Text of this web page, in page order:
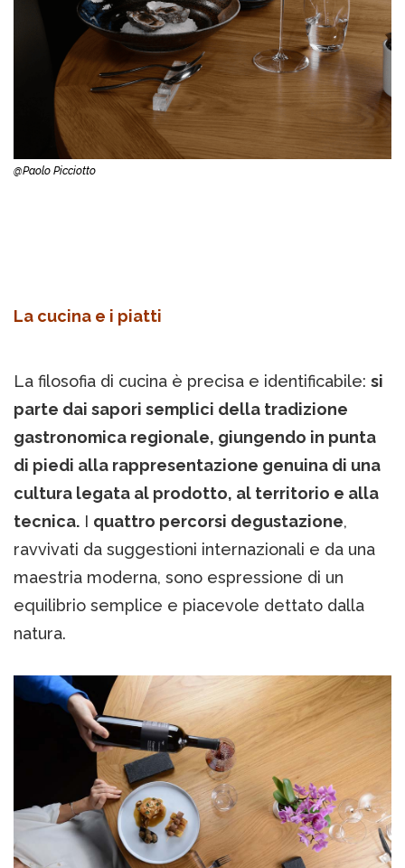
@Paolo Picciotto
La cucina e i piatti
La filosofia di cucina è precisa e identificabile: si
parte dai sapori semplici della tradizione
gastronomica regionale, giungendo in punta
di piedi alla rappresentazione genuina di una
cultura legata al prodotto, al territorio e alla
tecnica. I quattro percorsi degustazione,
ravvivati da suggestioni internazionali e da una
maestria moderna, sono espressione di un
equilibrio semplice e piacevole dettato dalla
natura.